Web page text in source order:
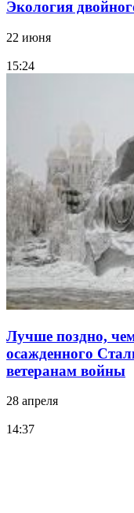
Экология
22 июня
15:24
Лучше поздно,
осажденного
ветеранам войны
28 апреля
14:37